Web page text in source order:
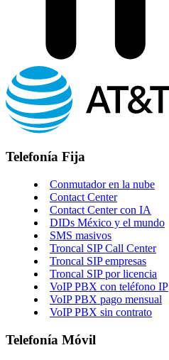
Telefonía Fija
Conmutador en la nube
Contact Center
Contact Center con IA
DIDs México y el mundo
SMS masivos
Troncal SIP Call Center
Troncal SIP empresas
Troncal SIP por licencia
VoIP PBX con teléfono IP
VoIP PBX pago mensual
VoIP PBX sin contrato
Telefonía Móvil